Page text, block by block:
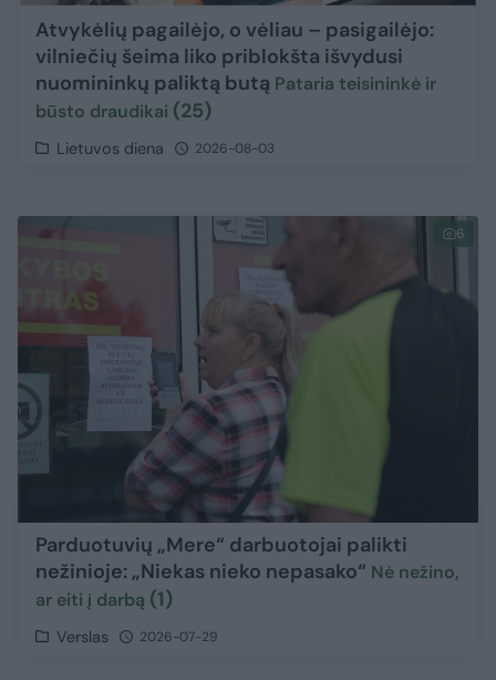
Atvykėlių pagailėjo, o vėliau – pasigailėjo:
vilniečių šeima liko priblokšta išvydusi
nuomininkų paliktą butą Pataria teisininkė ir
būsto draudikai (25)
Lietuvos diena 2026-08-03
6
Parduotuvių „Mere“ darbuotojai palikti
nežinioje: „Niekas nieko nepasako“ Nė nežino,
ar eiti į darbą (1)
Verslas 2026-07-29